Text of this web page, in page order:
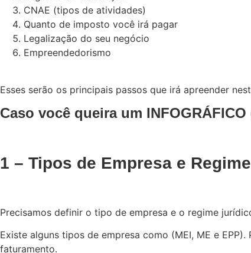
CNAE (tipos de atividades)
Quanto de imposto você irá pagar
Legalização do seu negócio
Empreendedorismo
Esses serão os principais passos que irá apreender
Caso você queira um
1 – Tipos de Empresa e
Precisamos definir o tipo de empresa e o regime
Existe alguns tipos de empresa como (MEI, ME e
faturamento.